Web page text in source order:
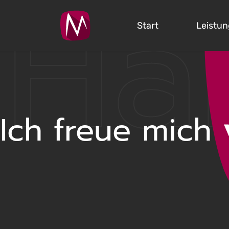
Start
Ich freue mich